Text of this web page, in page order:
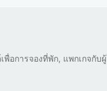
เพื่อการจองที่พัก, แพกเกจกั